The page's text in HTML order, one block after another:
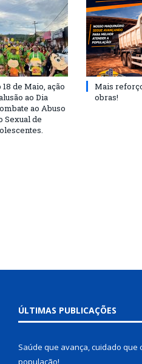
de Maio, ação
ao Dia
ao Abuso
Sexual de
Mais
obras!
ÚLTIMAS PUBLICAÇÕES
Saúde que avança, cuidado que
população!